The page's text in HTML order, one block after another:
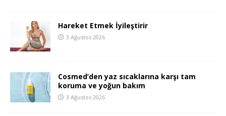
Hareket Etmek İyileştirir
3 Ağustos 2026
Cosmed’den yaz sıcaklarına karşı tam
koruma ve yoğun bakım
3 Ağustos 2026